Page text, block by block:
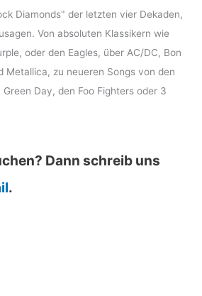
Diamonds" der letzten vier Dekaden,
Von absoluten Klassikern wie
oder den Eagles, über AC/DC, Bon
Metallica, zu neueren Songs von den
Green Day, den Foo Fighters oder 3
Dann schreib uns
.